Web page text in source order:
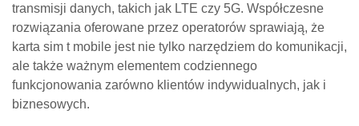
transmisji danych, takich jak LTE czy 5G. Współczesne
rozwiązania oferowane przez operatorów sprawiają, że
karta sim t mobile jest nie tylko narzędziem do komunikacji,
ale także ważnym elementem codziennego
funkcjonowania zarówno klientów indywidualnych, jak i
biznesowych.